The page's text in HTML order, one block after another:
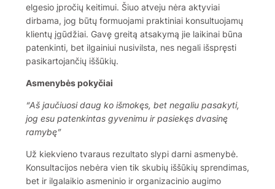
elgesio įpročių keitimui. Šiuo atveju nėra aktyviai
dirbama, jog būtų formuojami praktiniai konsultuojamų
klientų įgūdžiai. Gavę greitą atsakymą jie laikinai būna
patenkinti, bet ilgainiui nusivilsta, nes negali išspręsti
pasikartojančių iššūkių.
Asmenybės pokyčiai
“Aš jaučiuosi daug ko išmokęs, bet negaliu pasakyti,
jog esu patenkintas gyvenimu ir pasiekęs dvasinę
ramybę”
Už kiekvieno tvaraus rezultato slypi darni asmenybė.
Konsultacijos nebėra vien tik skubių iššūkių sprendimas,
bet ir ilgalaikio asmeninio ir organizacinio augimo